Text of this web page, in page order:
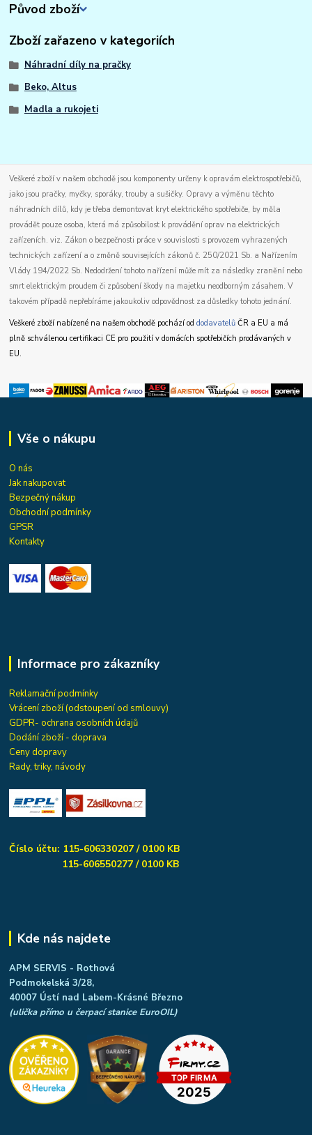
Původ zboží
Zboží zařazeno v kategoriích
Náhradní díly na pračky
Beko, Altus
Madla a rukojeti
Veškeré zboží v našem obchodě jsou komponenty určeny k opravám elektrospotřebičů,
jako jsou pračky, myčky, sporáky, trouby a sušičky. Opravy a výměnu těchto
náhradních dílů, kdy je třeba demontovat kryt elektrického spotřebiče, by měla
provádět pouze osoba, která má způsobilost k provádění oprav na elektrických
zařízeních. viz. Zákon o bezpečnosti práce v souvislosti s provozem vyhrazených
technických zařízení a o změně souvisejících zákonů č. 250/2021 Sb. a Nařízením
Vlády 194/2022 Sb. Nedodržení tohoto nařízení může mít za následky zranění nebo
smrt elektrickým proudem či způsobení škody na majetku neodborným zásahem. V
takovém případě nepřebíráme jakoukoliv odpovědnost za důsledky tohoto jednání.
Veškeré zboží nabízené na našem obchodě pochází oddodavatelů ČR a EU a má
plně schválenou certifikaci CE pro použití v domácích spotřebičích prodávaných v
EU.
Vše o nákupu
O nás
Jak nakupovat
Bezpečný nákup
Obchodní podmínky
GPSR
Kontakty
Informace pro zákazníky
Reklamační podmínky
Vrácení zboží (odstoupení od smlouvy)
GDPR- ochrana osobních údajů
Dodání zboží - doprava
Ceny dopravy
Rady, triky, návody
Číslo účtu: 115-606330207 / 0100 KB
115-606550277 / 0100 KB
Kde nás najdete
APM SERVIS - Rothová
Podmokelská 3/28,
40007 Ústí nad Labem-Krásné Březno
(ulička přímo u čerpací stanice EuroOIL)